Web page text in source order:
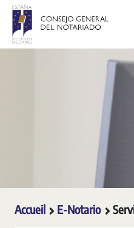
Saut au contenu principal
Accueil E-Notario